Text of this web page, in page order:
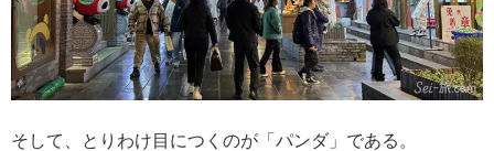
そして、とりわけ目につくのが「パンダ」である。